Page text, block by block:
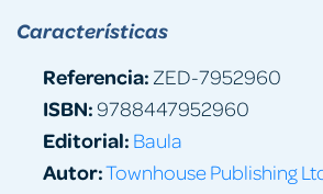
Características
Referencia: ZED-7952960
ISBN:9788447952960
Editorial: Baula
Autor:Townhouse Publishing